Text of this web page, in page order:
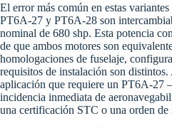
El error más común en estas
PT6A-27 y PT6A-28 son
nominal de 680 shp. Esta potencia
de que ambos motores son
homologaciones de fuselaje,
requisitos de instalación son
aplicación que requiere un PT6A-
incidencia inmediata de
una certificación STC o una orden de